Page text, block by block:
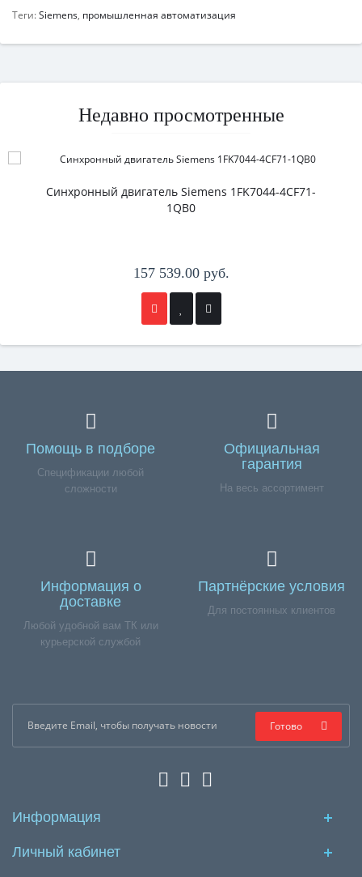
Теги:Siemens, промышленная автоматизация
Недавно просмотренные
Синхронный двигатель Siemens 1FK7044-4CF71-
1QB0
157 539.00 руб.
Помощь в подборе
Спецификации любой
сложности
Официальная
гарантия
На весь ассортимент
Информация о
доставке
Любой удобной вам ТК или
курьерской службой
Партнёрские условия
Для постоянных клиентов
Готово
Информация
Личный кабинет